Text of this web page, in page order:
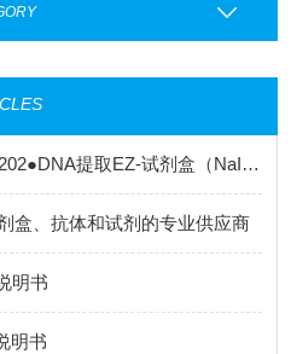
Ivy Fine Chemicals●B48202●DNA提取EZ-试剂盒（NaI法）【产品说明书】
盒、抗体和试剂的专业供应商
明书
明书